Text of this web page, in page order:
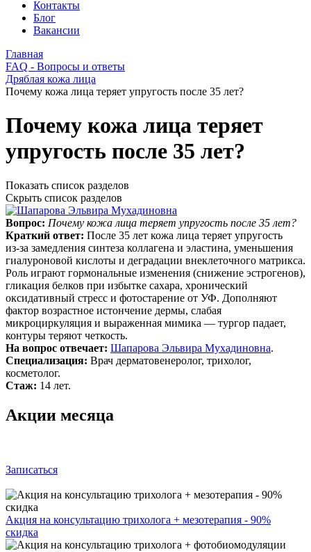
Контакты
Блог
Вакансии
Главная
FAQ - Вопросы и ответы
Дряблая кожа лица
Почему кожа лица теряет упругость после 35 лет?
Почему кожа лица теряет
упругость после 35 лет?
Показать список разделов
Скрыть список разделов
Вопрос: Почему кожа лица теряет упругость после 35 лет?
Краткий ответ: После 35 лет кожа лица теряет упругость
из‑за замедления синтеза коллагена и эластина, уменьшения
гиалуроновой кислоты и деградации внеклеточного матрикса.
Роль играют гормональные изменения (снижение эстрогенов),
гликация белков при избытке сахара, хронический
оксидативный стресс и фотостарение от УФ. Дополняют
фактор возрастное истончение дермы, слабая
микроциркуляция и выраженная мимика — тургор падает,
контуры теряют четкость.
На вопрос отвечает: Шапарова Эльвира Мухадиновна.
Специализация: Врач дерматовенеролог, трихолог,
косметолог.
Стаж: 14 лет.
Акции месяца
Записаться
Акция на консультацию трихолога + мезотерапия - 90%
скидка